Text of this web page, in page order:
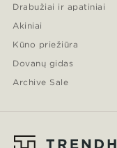
Drabužiai ir apatiniai
Akiniai
Kūno priežiūra
Dovanų gidas
Archive Sale